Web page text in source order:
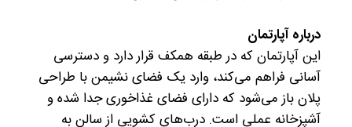
درباره آپارتمان
این آپارتمان که در طبقه همکف قرار دارد و دسترسی
آسانی فراهم می‌کند، وارد یک فضای نشیمن با طراحی
پلان باز می‌شود که دارای فضای غذاخوری جدا شده و
آشپزخانه عملی است. درب‌های کشویی از سالن به